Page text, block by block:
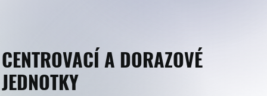
CENTROVACÍ A DORAZOVÉ
JEDNOTKY